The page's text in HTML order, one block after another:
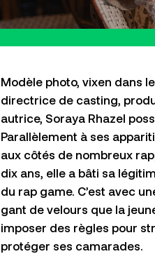
Modèle photo,vixen dans
directrice de casting,
autrice, Soraya Rhazel
Parallèlement à ses
aux côtés de nombreux
dix ans, elle a bâti sa
du rap game. C’est avec
gant de velours que la
imposer des règles pour
protéger ses camarades.